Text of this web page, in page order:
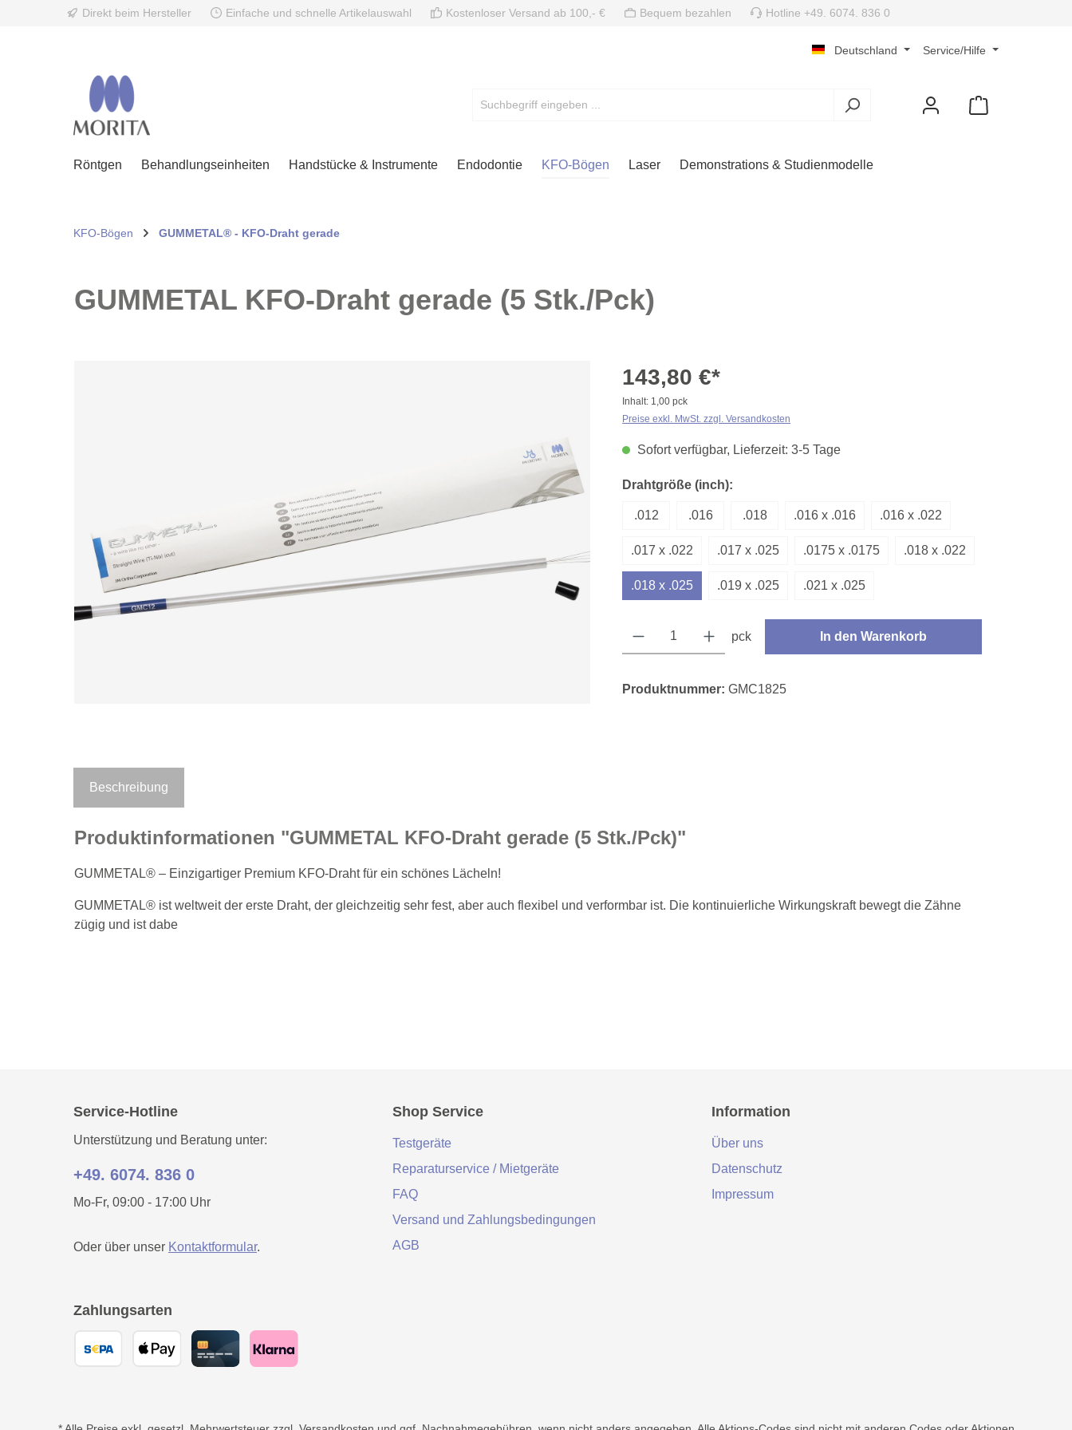
Zur Hauptnavigation springen
Direkt beim Hersteller Einfache und schnelle Artikelauswahl Kostenloser Versand ab 100,- € Bequem bezahlen Hotline +49. 6074. 836 0
Deutschland Service/Hilfe
Röntgen Behandlungseinheiten Handstücke & Instrumente Endodontie KFO-Bögen Laser Demonstrations & Studienmodelle
KFO-Bögen GUMMETAL® - KFO-Draht gerade
GUMMETAL KFO-Draht gerade (5 Stk./Pck)
143,80 €*
Inhalt: 1,00 pck
Preise exkl. MwSt. zzgl. Versandkosten
Sofort verfügbar, Lieferzeit: 3-5 Tage
Drahtgröße (inch):
.012 .016 .018 .016 x .016 .016 x .022
.017 x .022 .017 x .025 .0175 x .0175 .018 x .022
.018 x .025 .019 x .025 .021 x .025
pck In den Warenkorb
Produktnummer:GMC1825
Beschreibung
Produktinformationen "GUMMETAL KFO-Draht gerade (5 Stk./Pck)"
GUMMETAL® – Einzigartiger Premium KFO-Draht für ein schönes Lächeln!
GUMMETAL® ist weltweit der erste Draht, der gleichzeitig sehr fest, aber auch flexibel und verformbar ist. Die kontinuierliche Wirkungskraft bewegt die Zähne
zügig und ist dabe
Service-Hotline
Unterstützung und Beratung unter:
+49. 6074. 836 0
Mo-Fr, 09:00 - 17:00 Uhr
Oder über unser Kontaktformular.
Shop Service
Testgeräte
Reparaturservice / Mietgeräte
FAQ
Versand und Zahlungsbedingungen
AGB
Information
Über uns
Datenschutz
Impressum
Zahlungsarten